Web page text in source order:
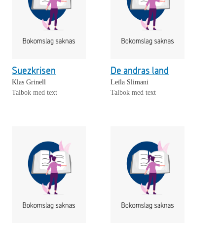
Suezkrisen
Klas Grinell
Talbok med text
De andras land
Leïla Slimani
Talbok med text